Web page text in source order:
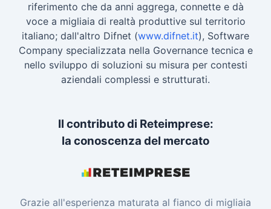
riferimento che da anni aggrega, connette e dà
voce a migliaia di realtà produttive sul territorio
italiano; dall'altro Difnet (www.difnet.it), Software
Company specializzata nella Governance tecnica e
nello sviluppo di soluzioni su misura per contesti
aziendali complessi e strutturati.
Il contributo di Reteimprese:
la conoscenza del mercato
Grazie all'esperienza maturata al fianco di migliaia